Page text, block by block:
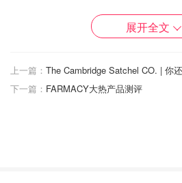
【配方（大概做两个吐司那么大的
鸡蛋2个
展开全文
上一篇：
下一篇： FARMACY大热产品测评